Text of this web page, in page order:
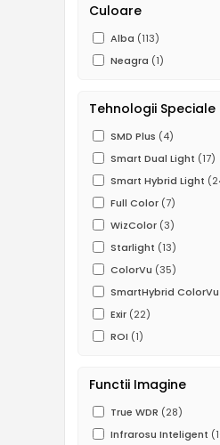
Culoare
Alba (113)
Neagra (1)
Tehnologii Speciale
SMD Plus (4)
Smart Dual Light (17)
Smart Hybrid Light
Full Color (7)
WizColor (3)
Starlight (13)
ColorVu (35)
SmartHybrid ColorVu
Exir (22)
ROI (1)
Functii Imagine
True WDR (28)
Infrarosu Inteligent